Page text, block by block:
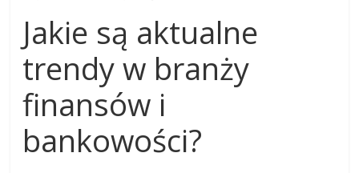
Jakie są aktualne
trendy w branży
finansów i
bankowości?